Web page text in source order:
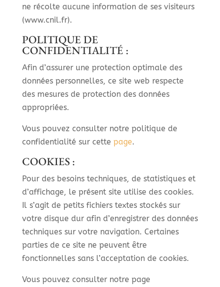
ne récolte aucune information de ses visiteurs
(www.cnil.fr).
POLITIQUE DE
CONFIDENTIALITÉ :
Afin d’assurer une protection optimale des
données personnelles, ce site web respecte
des mesures de protection des données
appropriées.
Vous pouvez consulter notre politique de
confidentialité sur cette page.
COOKIES :
Pour des besoins techniques, de statistiques et
d’affichage, le présent site utilise des cookies.
Il s’agit de petits fichiers textes stockés sur
votre disque dur afin d’enregistrer des données
techniques sur votre navigation. Certaines
parties de ce site ne peuvent être
fonctionnelles sans l’acceptation de cookies.
Vous pouvez consulter notre page